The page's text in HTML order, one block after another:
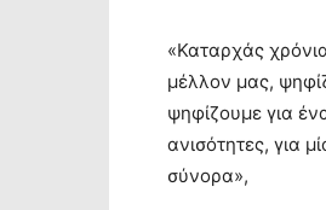
«Καταρχάς
μέλλον μας,
ψηφίζουμε για
ανισότητες, για
σύνορα»,